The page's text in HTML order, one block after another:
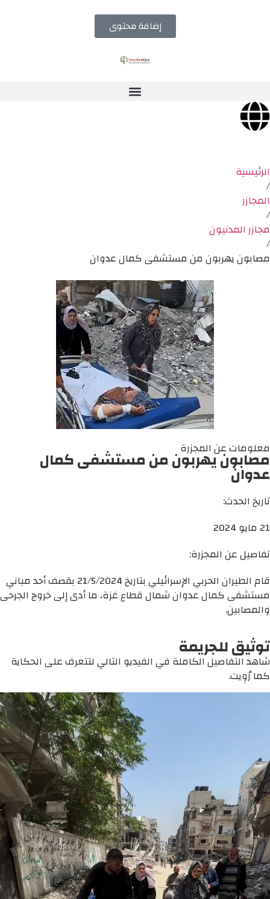
إضافة محتوى
الرئيسية
/
المجازر
/
مجازر المدنيون
/
مصابون يهربون من مستشفى كمال عدوان
معلومات عن المجزرة
مصابون يهربون من مستشفى كمال
عدوان
تاريخ الحدث:
21 مايو 2024
تفاصيل عن المجزرة:
قام الطيران الحربي الإسرائيلي بتاريخ 21/5/2024 بقصف أحد مباني
مستشفى كمال عدوان شمال قطاع غزة، ما أدى إلى خروج الجرحى
والمصابين.
توثيق للجريمة
شاهد التفاصيل الكاملة في الفيديو التالي لتتعرف على الحكاية
كما رُوِيت.